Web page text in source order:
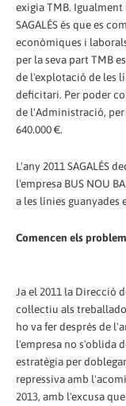
exigia TMB.
SAGALÉS és que es
econòmiques i
per la seva part TMB
de l'explotació de les
deficitari. Per poder
de l'Administració, per
640.000 €.
L'any 2011 SAGALÉS
l'empresa BUS NOU
a les línies guanyades
Comencen els
Ja el 2011 la Direcció
col·lectiu als
ho va fer després de
l'empresa no s'oblida
estratègia per
repressiva amb
2013, amb l'excusa